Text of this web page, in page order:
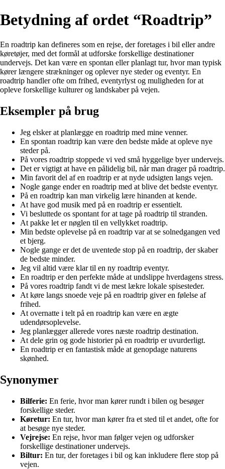
Betydning af ordet “Roadtrip”
En roadtrip kan defineres som en rejse, der foretages i bil eller andre
køretøjer, med det formål at udforske forskellige destinationer
undervejs. Det kan være en spontan eller planlagt tur, hvor man typisk
kører længere strækninger og oplever nye steder og eventyr. En
roadtrip handler ofte om frihed, eventyrlyst og muligheden for at
opleve forskellige kulturer og landskaber på vejen.
Eksempler på brug
Jeg elsker at planlægge en roadtrip med mine venner.
En spontan roadtrip kan være den bedste måde at opleve nye
steder på.
På vores roadtrip stoppede vi ved små hyggelige byer undervejs.
Det er vigtigt at have en pålidelig bil, når man drager på roadtrip.
Min favorit del af en roadtrip er at nyde udsigten langs vejen.
Nogle gange ender en roadtrip med at blive det bedste eventyr.
På en roadtrip kan man virkelig lære hinanden at kende.
At have god musik med på en roadtrip er essentielt.
Vi besluttede os spontant for at tage på roadtrip til stranden.
At pakke let er nøglen til en vellykket roadtrip.
Min bedste oplevelse på en roadtrip var at se solnedgangen ved
et bjerg.
Nogle gange er det de uventede stop på en roadtrip, der skaber
de bedste minder.
Jeg vil altid være klar til en ny roadtrip eventyr.
En roadtrip er den perfekte måde at undslippe hverdagens stress.
På vores roadtrip fandt vi de mest lækre lokale spisesteder.
At køre langs snoede veje på en roadtrip giver en følelse af
frihed.
At overnatte i telt på en roadtrip kan være en ægte
udendørsoplevelse.
Jeg planlægger allerede vores næste roadtrip destination.
At dele grin og gode historier på en roadtrip er uvurderligt.
En roadtrip er en fantastisk måde at genopdage naturens
skønhed.
Synonymer
Bilferie: En ferie, hvor man kører rundt i bilen og besøger
forskellige steder.
Køretur: En tur, hvor man kører fra et sted til et andet, ofte for
at besøge nye steder.
Vejrejse: En rejse, hvor man følger vejen og udforsker
forskellige destinationer undervejs.
Biltur: En tur, der foretages i bil og kan inkludere flere stop på
vejen.